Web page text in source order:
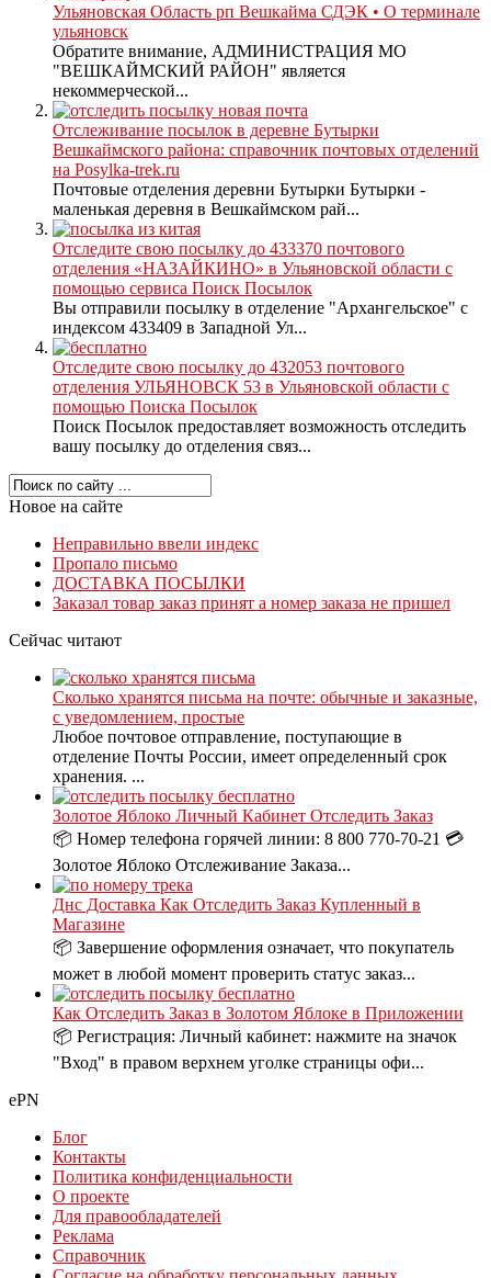
Ульяновская Область рп Вешкайма СДЭК • О терминале
ульяновск
Обратите внимание, АДМИНИСТРАЦИЯ МО
"ВЕШКАЙМСКИЙ РАЙОН" является
некоммерческой...
Отслеживание посылок в деревне Бутырки
Вешкаймского района: справочник почтовых отделений
на Posylka-trek.ru
Почтовые отделения деревни Бутырки Бутырки -
маленькая деревня в Вешкаймском рай...
Отследите свою посылку до 433370 почтового
отделения «НАЗАЙКИНО» в Ульяновской области с
помощью сервиса Поиск Посылок
Вы отправили посылку в отделение "Архангельское" с
индексом 433409 в Западной Ул...
Отследите свою посылку до 432053 почтового
отделения УЛЬЯНОВСК 53 в Ульяновской области с
помощью Поиска Посылок
Поиск Посылок предоставляет возможность отследить
вашу посылку до отделения связ...
Новое на сайте
Неправильно ввели индекс
Пропало письмо
ДОСТАВКА ПОСЫЛКИ
Заказал товар заказ принят а номер заказа не пришел
Сейчас читают
Сколько хранятся письма на почте: обычные и заказные,
с уведомлением, простые
Любое почтовое отправление, поступающие в
отделение Почты России, имеет определенный срок
хранения. ...
Золотое Яблоко Личный Кабинет Отследить Заказ
📦 Номер телефона горячей линии: 8 800 770-70-21 💳
Золотое Яблоко Отслеживание Заказа...
Днс Доставка Как Отследить Заказ Купленный в
Магазине
📦 Завершение оформления означает, что покупатель
может в любой момент проверить статус заказ...
Как Отследить Заказ в Золотом Яблоке в Приложении
📦 Регистрация: Личный кабинет: нажмите на значок
"Вход" в правом верхнем уголке страницы офи...
ePN
Блог
Контакты
Политика конфиденциальности
О проекте
Для правообладателей
Реклама
Справочник